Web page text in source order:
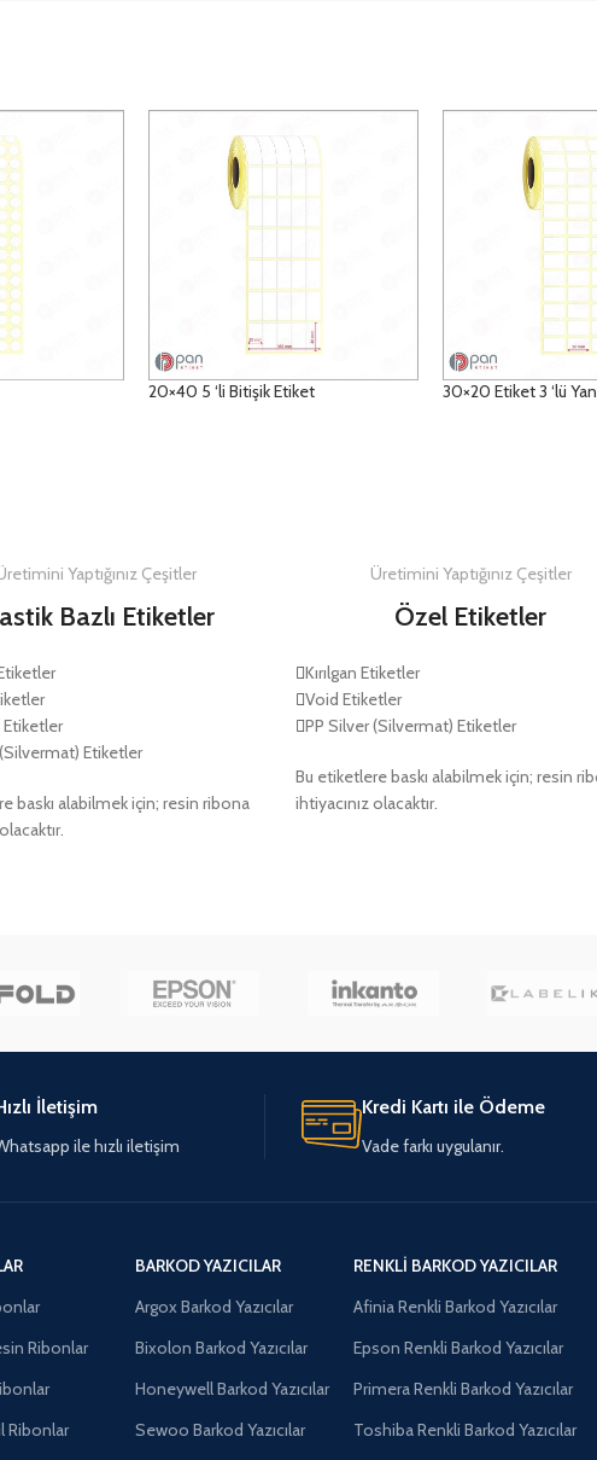
20×40 5 ‘li Bitişik Etiket 30×20 Etiket 3 ‘lü
Yaptığınız Çeşitler
Bazlı Etiketler
Etiketler
baskı alabilmek için; resin ribona
Üretimini Yaptığınız Çeşitler
Özel Etiketler
Kırılgan Etiketler
Void Etiketler
PP Silver (Silvermat) Etiketler
Bu etiketlere baskı alabilmek için; resin
ihtiyacınız olacaktır.
İletişim
ile hızlı iletişim
Kredi Kartı ile Ödeme
Vade farkı uygulanır.
Ribonlar
Ribonlar
BARKOD YAZICILAR
Argox Barkod Yazıcılar
Bixolon Barkod Yazıcılar
Honeywell Barkod Yazıcılar
Sewoo Barkod Yazıcılar
RENKLI BARKOD YAZICILAR
Afinia Renkli Barkod Yazıcılar
Epson Renkli Barkod Yazıcılar
Primera Renkli Barkod Yazıcılar
Toshiba Renkli Barkod Yazıcılar